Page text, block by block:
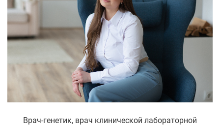
Врач-генетик, врач клинической лабораторной